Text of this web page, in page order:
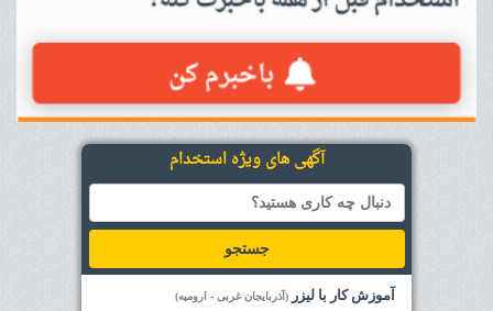
آگهی های ویژه استخدام
جستجو
آموزش کار با لیزر (آذربایجان غربی - ارومیه)